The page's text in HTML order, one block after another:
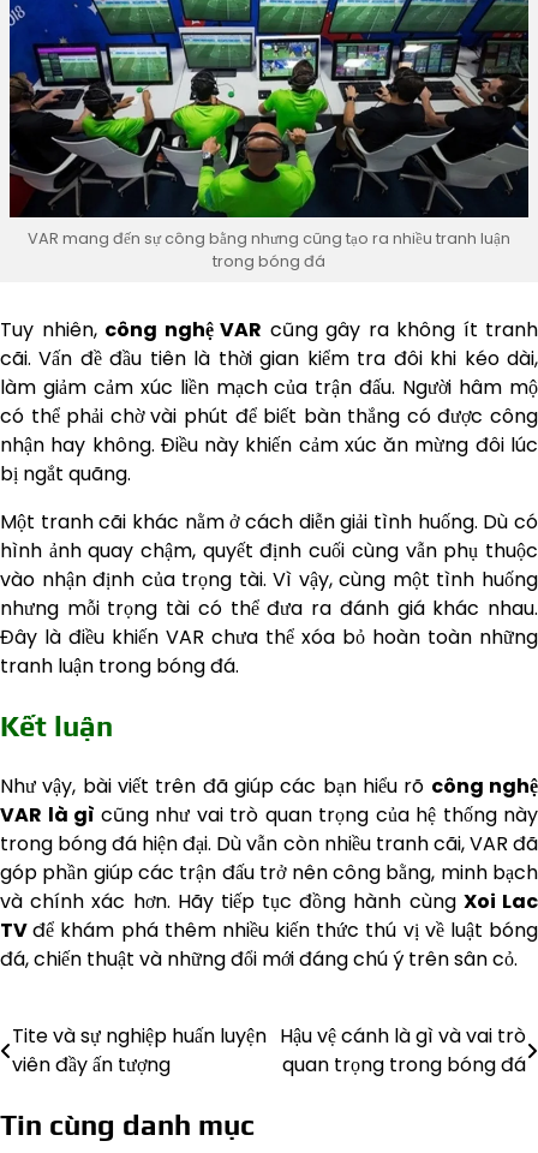
VAR mang đến sự công bằng nhưng cũng tạo ra nhiều tranh luận
trong bóng đá
Tuy nhiên, công nghệ VAR cũng gây ra không ít tranh
cãi. Vấn đề đầu tiên là thời gian kiểm tra đôi khi kéo dài,
làm giảm cảm xúc liền mạch của trận đấu. Người hâm mộ
có thể phải chờ vài phút để biết bàn thắng có được công
nhận hay không. Điều này khiến cảm xúc ăn mừng đôi lúc
bị ngắt quãng.
Một tranh cãi khác nằm ở cách diễn giải tình huống. Dù có
hình ảnh quay chậm, quyết định cuối cùng vẫn phụ thuộc
vào nhận định của trọng tài. Vì vậy, cùng một tình huống
nhưng mỗi trọng tài có thể đưa ra đánh giá khác nhau.
Đây là điều khiến VAR chưa thể xóa bỏ hoàn toàn những
tranh luận trong bóng đá.
Kết luận
Như vậy, bài viết trên đã giúp các bạn hiểu rõ công nghệ
VAR là gì cũng như vai trò quan trọng của hệ thống này
trong bóng đá hiện đại. Dù vẫn còn nhiều tranh cãi, VAR đã
góp phần giúp các trận đấu trở nên công bằng, minh bạch
và chính xác hơn. Hãy tiếp tục đồng hành cùng Xoi Lac
TVđể khám phá thêm nhiều kiến thức thú vị về luật bóng
đá, chiến thuật và những đổi mới đáng chú ý trên sân cỏ.
Điều
hướng
bài
Tite và sự nghiệp huấn luyện
viên đầy ấn tượng
Hậu vệ cánh là gì và vai trò
quan trọng trong bóng đá
Tin cùng danh mục